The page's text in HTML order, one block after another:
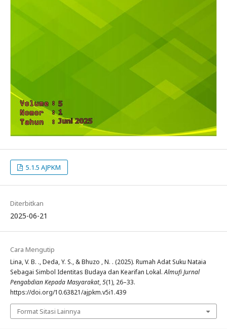
5.1.5 AJPKM
Diterbitkan
2025-06-21
Cara Mengutip
Lina, V. B. ., Deda, Y. S., & Bhuzo , N. . (2025). Rumah Adat Suku Nataia
Sebagai Simbol Identitas Budaya dan Kearifan Lokal.Almufi Jurnal
Pengabdian Kepada Masyarakat,5(1), 26–33.
https://doi.org/10.63821/ajpkm.v5i1.439
Format Sitasi Lainnya